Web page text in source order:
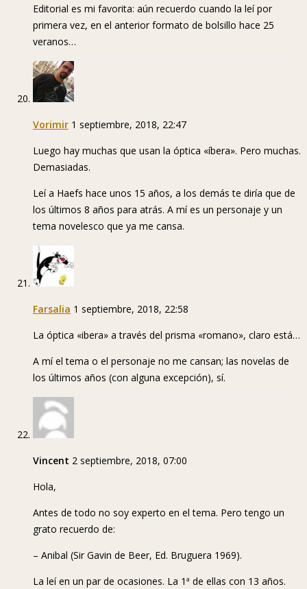
Editorial es mi favorita: aún recuerdo cuando la leí por
primera vez, en el anterior formato de bolsillo hace 25
veranos…
Vorimir 1 septiembre, 2018, 22:47
Luego hay muchas que usan la óptica «íbera». Pero muchas.
Demasiadas.
Leí a Haefs hace unos 15 años, a los demás te diría que de
los últimos 8 años para atrás. A mí es un personaje y un
tema novelesco que ya me cansa.
Farsalia 1 septiembre, 2018, 22:58
La óptica «ibera» a través del prisma «romano», claro está…
A mí el tema o el personaje no me cansan; las novelas de
los últimos años (con alguna excepción), sí.
Vincent 2 septiembre, 2018, 07:00
Hola,
Antes de todo no soy experto en el tema. Pero tengo un
grato recuerdo de:
– Anibal (Sir Gavin de Beer, Ed. Bruguera 1969).
La leí en un par de ocasiones. La 1ª de ellas con 13 años.